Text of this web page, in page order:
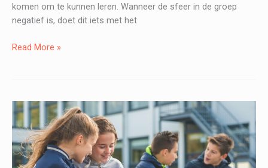
komen om te kunnen leren. Wanneer de sfeer in de groep
negatief is, doet dit iets met het
LEV2Do
Read More »